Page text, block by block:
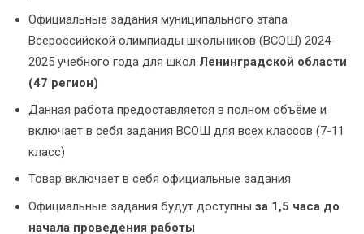
Официальные задания муниципального этапа
Всероссийской олимпиады школьников (ВСОШ) 2024-
2025 учебного года для школ Ленинградской области
(47 регион)
Данная работа предоставляется в полном объёме и
включает в себя задания ВСОШ для всех классов (7-11
класс)
Товар включает в себя официальные задания
Официальные задания будут доступны за 1,5 часа до
начала проведения работы